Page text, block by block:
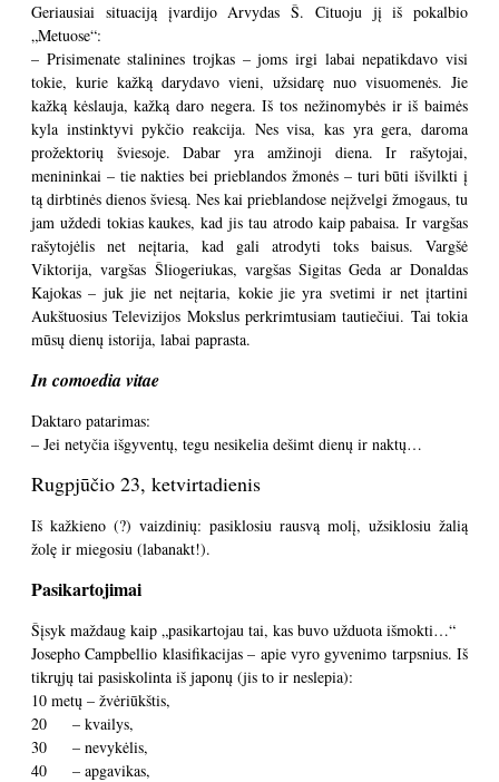
Geriausiai situaciją įvardijo Arvydas Š. Cituoju jį iš pokalbio
„Metuose“:
– Prisimenate stalinines trojkas – joms irgi labai nepatikdavo visi
tokie, kurie kažką darydavo vieni, užsidarę nuo visuomenės. Jie
kažką kėslauja, kažką daro negera. Iš tos nežinomybės ir iš baimės
kyla instinktyvi pykčio reakcija. Nes visa, kas yra gera, daroma
prožektorių šviesoje. Dabar yra amžinoji diena. Ir rašytojai,
menininkai – tie nakties bei prieblandos žmonės – turi būti išvilkti į
tą dirbtinės dienos šviesą. Nes kai prieblandose neįžvelgi žmogaus, tu
jam uždedi tokias kaukes, kad jis tau atrodo kaip pabaisa. Ir vargšas
rašytojėlis net neįtaria, kad gali atrodyti toks baisus. Vargšė
Viktorija, vargšas Šliogeriukas, vargšas Sigitas Geda ar Donaldas
Kajokas – juk jie net neįtaria, kokie jie yra svetimi ir net įtartini
Aukštuosius Televizijos Mokslus perkrimtusiam tautiečiui. Tai tokia
mūsų dienų istorija, labai paprasta.
In comoedia vitae
Daktaro patarimas:
– Jei netyčia išgyventų, tegu nesikelia dešimt dienų ir naktų…
Rugpjūčio 23, ketvirtadienis
Iš kažkieno (?) vaizdinių: pasiklosiu rausvą molį, užsiklosiu žalią
žolę ir miegosiu (labanakt!).
Pasikartojimai
Šįsyk maždaug kaip „pasikartojau tai, kas buvo užduota išmokti…“
Josepho Campbellio klasifikacijas – apie vyro gyvenimo tarpsnius. Iš
tikrųjų tai pasiskolinta iš japonų (jis to ir neslepia):
10 metų – žvėriūkštis,
20 – kvailys,
30 – nevykėlis,
40 – apgavikas,